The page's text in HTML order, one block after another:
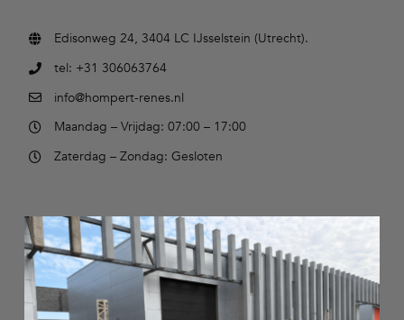
Edisonweg 24, 3404 LC IJsselstein (Utrecht).
tel: +31 306063764
info@hompert-renes.nl
Maandag – Vrijdag: 07:00 – 17:00
Zaterdag – Zondag: Gesloten